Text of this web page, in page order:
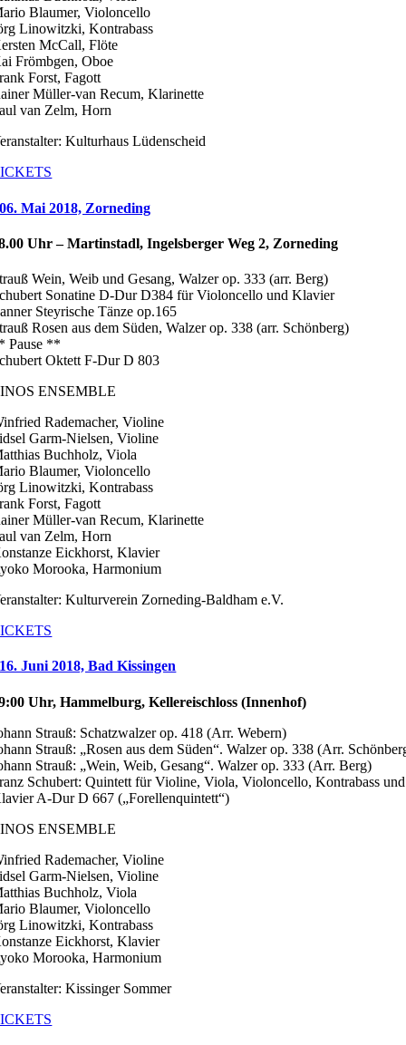
Blaumer, Violoncello
Linowitzki, Kontrabass
McCall, Flöte
Frömbgen, Oboe
Forst, Fagott
Müller-van Recum, Klarinette
van Zelm, Horn
Kulturhaus Lüdenscheid
06. Mai 2018, Zorneding
Uhr – Martinstadl, Ingelsberger Weg 2, Zorneding
Wein, Weib und Gesang, Walzer op. 333 (arr. Berg)
Sonatine D-Dur D384 für Violoncello und Klavier
Steyrische Tänze op.165
Rosen aus dem Süden, Walzer op. 338 (arr. Schönberg)
Pause **
Oktett F-Dur D 803
ENSEMBLE
Rademacher, Violine
Garm-Nielsen, Violine
Buchholz, Viola
Blaumer, Violoncello
Linowitzki, Kontrabass
Forst, Fagott
Müller-van Recum, Klarinette
van Zelm, Horn
Eickhorst, Klavier
Morooka, Harmonium
Kulturverein Zorneding-Baldham e.V.
16. Juni 2018, Bad Kissingen
Uhr, Hammelburg, Kellereischloss (Innenhof)
Strauß: Schatzwalzer op. 418 (Arr. Webern)
Strauß: „Rosen aus dem Süden“. Walzer op. 338 (Arr.
Strauß: „Wein, Weib, Gesang“. Walzer op. 333 (Arr. Berg)
Schubert: Quintett für Violine, Viola, Violoncello, Kontrabass und
A-Dur D 667 („Forellenquintett“)
ENSEMBLE
Rademacher, Violine
Garm-Nielsen, Violine
Buchholz, Viola
Blaumer, Violoncello
Linowitzki, Kontrabass
Eickhorst, Klavier
Morooka, Harmonium
Kissinger Sommer